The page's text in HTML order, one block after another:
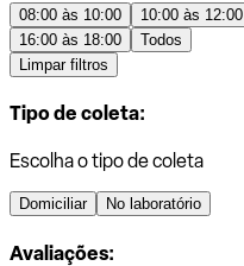
08:00 às 10:00 10:00 às 12:00
16:00 às 18:00
Todos
Limpar filtros
Tipo de coleta:
Escolha o tipo de coleta
Domiciliar No laboratório
Avaliações: